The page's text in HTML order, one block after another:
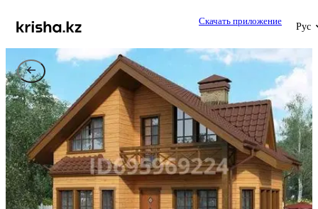
Скачать приложение
Рус